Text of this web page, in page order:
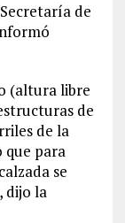
de
(altura libre
de
de la
que para
se
dijo la